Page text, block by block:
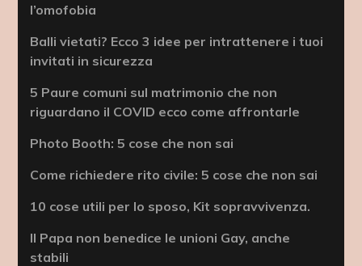
l’omofobia
Balli vietati? Ecco 3 idee per intrattenere i tuoi
invitati in sicurezza
5 Paure comuni sul matrimonio che non
riguardano il COVID ecco come affrontarle
Photo Booth: 5 cose che non sai
Come richiedere rito civile: 5 cose che non sai
10 cose utili per lo sposo, Kit sopravvivenza.
Il Papa non benedice le unioni Gay, anche
stabili